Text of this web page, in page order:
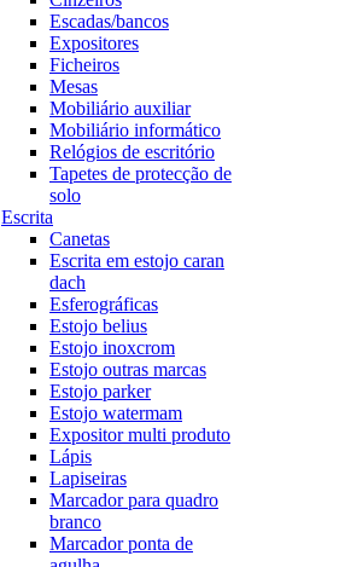
Escadas/bancos
Expositores
Ficheiros
Mesas
Mobiliário auxiliar
Mobiliário informático
Relógios de escritório
Tapetes de protecção de
solo
Escrita
Canetas
Escrita em estojo caran
dach
Esferográficas
Estojo belius
Estojo inoxcrom
Estojo outras marcas
Estojo parker
Estojo watermam
Expositor multi produto
Lápis
Lapiseiras
Marcador para quadro
branco
Marcador ponta de